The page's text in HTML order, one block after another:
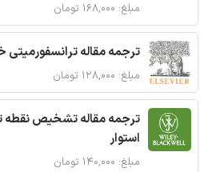
مبلغ: ۱۶۸,۰۰۰ تومان
ترجمه مقاله
مبلغ: ۱۲۸,۰۰۰ تومان
ترجمه مقاله تشخیص نقطه
استوار
مبلغ: ۱۴۰,۰۰۰ تومان